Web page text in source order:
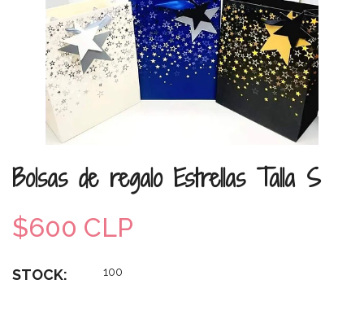
Bolsas de regalo Estrellas Talla S
$600 CLP
STOCK: 100